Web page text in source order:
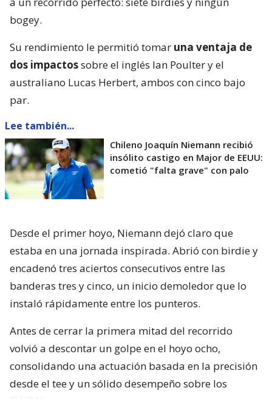
bogey.
Su rendimiento le permitió tomar una ventaja de
dos impactossobre el inglés Ian Poulter y el
australiano Lucas Herbert, ambos con cinco bajo
par.
Lee también...
Chileno Joaquín Niemann recibió
insólito castigo en Major de EEUU:
cometió "falta grave" con palo
Desde el primer hoyo, Niemann dejó claro que
estaba en una jornada inspirada. Abrió con birdie y
encadenó tres aciertos consecutivos entre las
banderas tres y cinco, un inicio demoledor que lo
instaló rápidamente entre los punteros.
Antes de cerrar la primera mitad del recorrido
volvió a descontar un golpe en el hoyo ocho,
consolidando una actuación basada en la precisión
desde el tee y un sólido desempeño sobre los